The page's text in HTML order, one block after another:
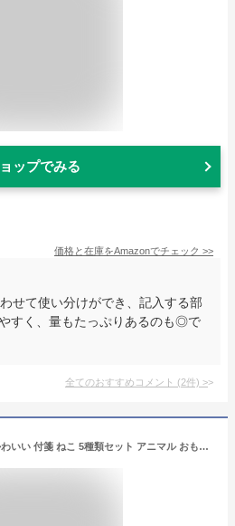
ップでみる
価格と在庫をAmazonでチェック >>
せて使い分けができ、記入する部
すく、量もたっぷりあるのも◎で
全てのおすすめコメント (2件) >
付箋紙 ポストイット かわいい 付箋 ねこ 5種類セット アニマル おもしろ 文具 雑貨 150枚 hmp-038